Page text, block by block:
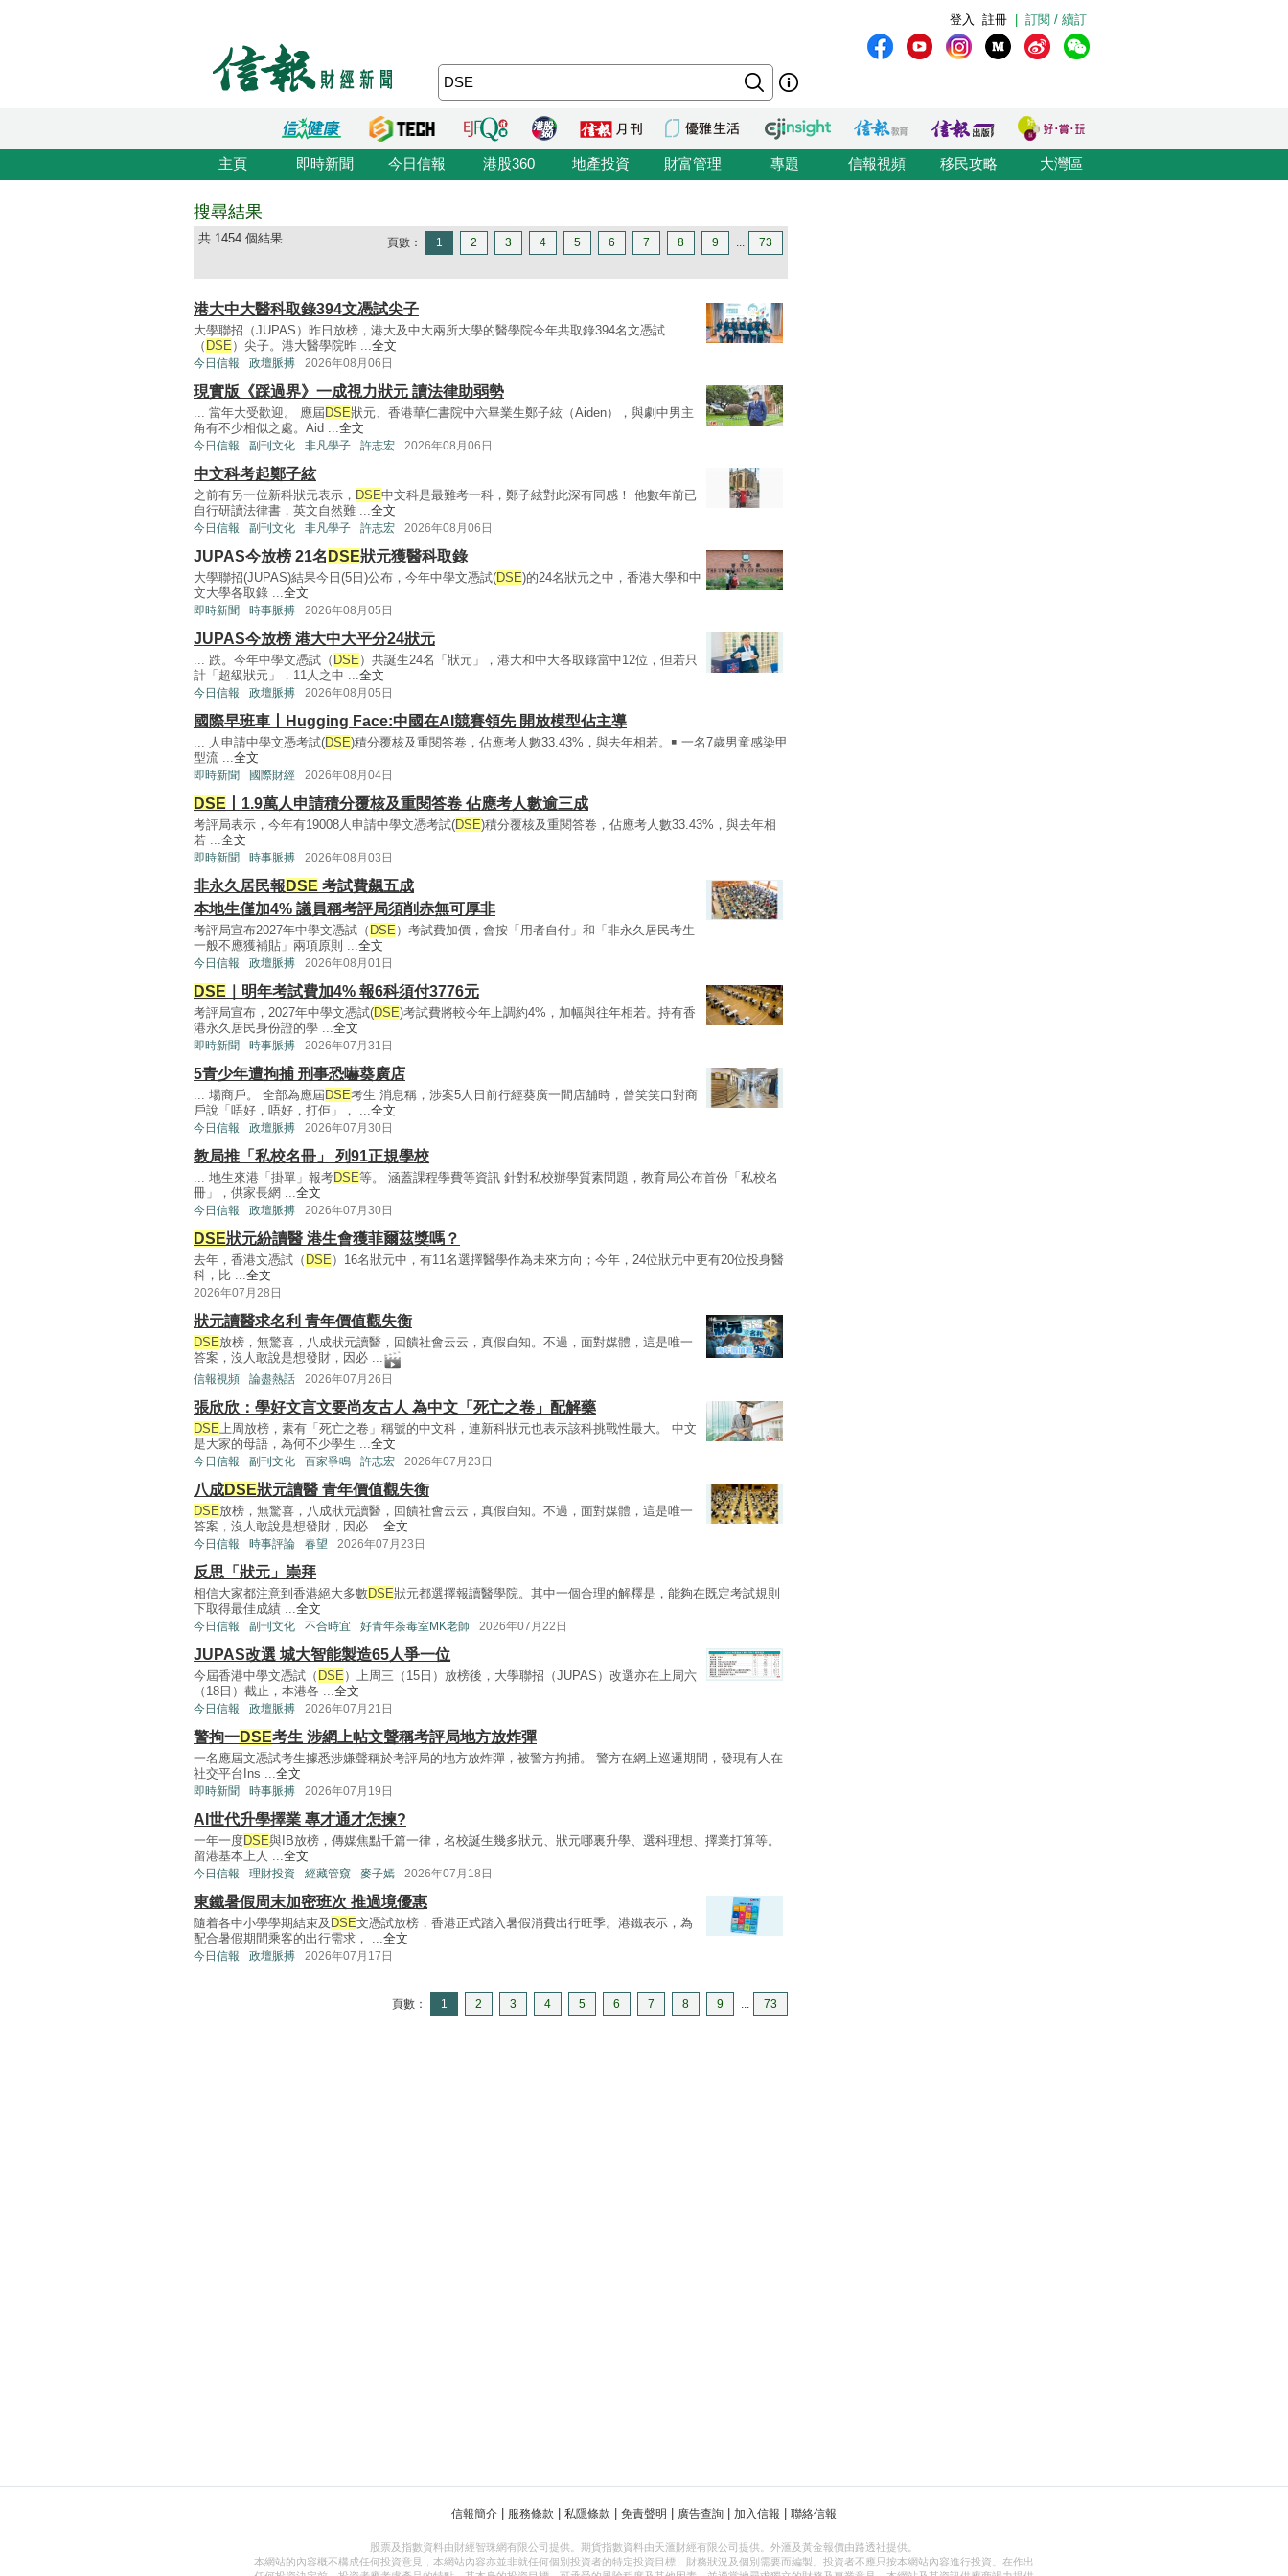
訂閱 / 續訂
註冊
登入
主頁 即時新聞 今日信報 港股360 地產投資 財富管理 專題 信報視頻 移民攻略 大灣區
搜尋結果
共 1454 個結果 頁數： 1 2 3 4 5 6 7 8 9 ... 73
港大中大醫科取錄394文憑試尖子
大學聯招（JUPAS）昨日放榜，港大及中大兩所大學的醫學院今年共取錄394名文憑試
（ DSE ）尖子。港大醫學院昨 ...全文
今日信報 政壇脈搏 2026年08月06日
現實版《踩過界》一成視力狀元 讀法律助弱勢
... 當年大受歡迎。 應屆 DSE狀元、香港華仁書院中六畢業生鄭子絃（Aiden），與劇中男主
角有不少相似之處。Aid ...全文
今日信報 副刊文化 非凡學子 許志宏 2026年08月06日
中文科考起鄭子絃
之前有另一位新科狀元表示， DSE中文科是最難考一科，鄭子絃對此深有同感！ 他數年前已
自行研讀法律書，英文自然難 ...全文
今日信報 副刊文化 非凡學子 許志宏 2026年08月06日
JUPAS今放榜 21名 DSE狀元獲醫科取錄
大學聯招(JUPAS)結果今日(5日)公布，今年中學文憑試(DSE)的24名狀元之中，香港大學和中
文大學各取錄 ...全文
即時新聞 時事脈搏 2026年08月05日
JUPAS今放榜 港大中大平分24狀元
... 跌。今年中學文憑試（ DSE ）共誕生24名「狀元」，港大和中大各取錄當中12位，但若只
計「超級狀元」，11人之中 ...全文
今日信報 政壇脈搏 2026年08月05日
國際早班車丨Hugging Face:中國在AI競賽領先 開放模型​​佔主導
... 人申請中學文憑考試(DSE)積分覆核及重閱答卷，佔應考人數33.43%，與去年相若。￭ 一名7歲男童感染甲
型流 ...全文
即時新聞 國際財經 2026年08月04日
DSE 丨1.9萬人申請積分覆核及重閱答卷 佔應考人數逾三成
考評局表示，今年有19008人申請中學文憑考試(DSE)積分覆核及重閱答卷，佔應考人數33.43%，與去年相
若 ...全文
即時新聞 時事脈搏 2026年08月03日
非永久居民報 DSE 考試費飆五成
本地生僅加4% 議員稱考評局須削赤無可厚非
考評局宣布2027年中學文憑試（ DSE ）考試費加價，會按「用者自付」和「非永久居民考生
一般不應獲補貼」兩項原則 ...全文
今日信報 政壇脈搏 2026年08月01日
DSE ｜明年考試費加4% 報6科須付3776元
考評局宣布，2027年中學文憑試(DSE)考試費將較今年上調約4%，加幅與往年相若。持有香
港永久居民身份證的學 ...全文
即時新聞 時事脈搏 2026年07月31日
5青少年遭拘捕 刑事恐嚇葵廣店
... 場商戶。 全部為應屆 DSE考生 消息稱，涉案5人日前行經葵廣一間店舖時，曾笑笑口對商
戶說「唔好，唔好，打佢」， ...全文
今日信報 政壇脈搏 2026年07月30日
教局推「私校名冊」 列91正規學校
... 地生來港「掛單」報考DSE等。 涵蓋課程學費等資訊 針對私校辦學質素問題，教育局公布首份「私校名
冊」，供家長網 ...全文
今日信報 政壇脈搏 2026年07月30日
DSE狀元紛讀醫 港生會獲菲爾茲獎嗎？
去年，香港文憑試（ DSE ）16名狀元中，有11名選擇醫學作為未來方向；今年，24位狀元中更有20位投身醫
科，比 ...全文
2026年07月28日
狀元讀醫求名利 青年價值觀失衡
DSE放榜，無驚喜，八成狀元讀醫，回饋社會云云，真假自知。不過，面對媒體，這是唯一
答案，沒人敢說是想發財，因必 ...
信報視頻 論盡熱話 2026年07月26日
張欣欣：學好文言文要尚友古人 為中文「死亡之卷」配解藥
DSE上周放榜，素有「死亡之卷」稱號的中文科，連新科狀元也表示該科挑戰性最大。 中文
是大家的母語，為何不少學生 ...全文
今日信報 副刊文化 百家爭鳴 許志宏 2026年07月23日
八成DSE狀元讀醫 青年價值觀失衡
DSE放榜，無驚喜，八成狀元讀醫，回饋社會云云，真假自知。不過，面對媒體，這是唯一
答案，沒人敢說是想發財，因必 ...全文
今日信報 時事評論 春望 2026年07月23日
反思「狀元」崇拜
相信大家都注意到香港絕大多數DSE狀元都選擇報讀醫學院。其中一個合理的解釋是，能夠在既定考試規則
下取得最佳成績 ...全文
今日信報 副刊文化 不合時宜 好青年荼毒室MK老師 2026年07月22日
JUPAS改選 城大智能製造65人爭一位
今屆香港中學文憑試（ DSE ）上周三（15日）放榜後，大學聯招（JUPAS）改選亦在上周六
（18日）截止，本港各 ...全文
今日信報 政壇脈搏 2026年07月21日
警拘一DSE考生 涉網上帖文聲稱考評局地方放炸彈
一名應屆文憑試考生據悉涉嫌聲稱於考評局的地方放炸彈，被警方拘捕。 警方在網上巡邏期間，發現有人在
社交平台Ins ...全文
即時新聞 時事脈搏 2026年07月19日
AI世代升學擇業 專才通才怎揀?
一年一度DSE與IB放榜，傳媒焦點千篇一律，名校誕生幾多狀元、狀元哪裏升學、選科理想、擇業打算等。
留港基本上人 ...全文
今日信報 理財投資 經藏管窺 麥子嫣 2026年07月18日
東鐵暑假周末加密班次 推過境優惠
隨着各中小學學期結束及 DSE文憑試放榜，香港正式踏入暑假消費出行旺季。港鐵表示，為
配合暑假期間乘客的出行需求， ...全文
今日信報 政壇脈搏 2026年07月17日
頁數： 1 2 3 4 5 6 7 8 9 ... 73
信報簡介 服務條款 私隱條款 免責聲明 廣告查詢 加入信報 聯絡信報
股票及指數資料由財經智珠網有限公司提供。期貨指數資料由天滙財經有限公司提供。外滙及黃金報價由路透社提供。
本網站的內容概不構成任何投資意見，本網站內容亦並非就任何個別投資者的特定投資目標、財務狀況及個別需要而編製。投資者不應只按本網站內容進行投資。在作出